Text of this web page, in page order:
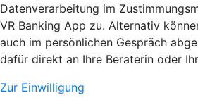
Datenverarbeitung im
VR Banking App zu. Alternativ
auch im persönlichen Gespräch
dafür direkt an Ihre Beraterin oder
Zur Einwilligung